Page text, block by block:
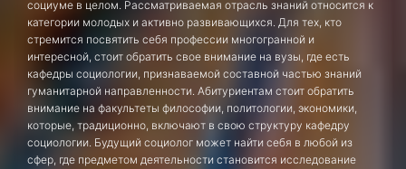
социуме в целом. Рассматриваемая отрасль знаний относится к
категории молодых и активно развивающихся. Для тех, кто
стремится посвятить себя профессии многогранной и
интересной, стоит обратить свое внимание на вузы, где есть
кафедры социологии, признаваемой составной частью знаний
гуманитарной направленности. Абитуриентам стоит обратить
внимание на факультеты философии, политологии, экономики,
которые, традиционно, включают в свою структуру кафедру
социологии. Будущий социолог может найти себя в любой из
сфер, где предметом деятельности становится исследование